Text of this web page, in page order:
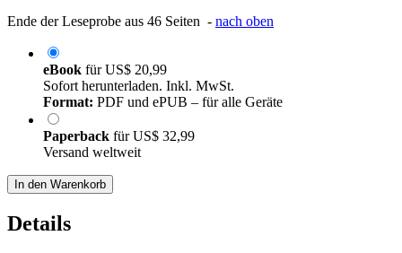
Ende der Leseprobe aus 46 Seiten - nach oben
eBook fürUS$ 20,99
Sofort herunterladen. Inkl. MwSt.
Format: PDF und ePUB – für alle Geräte
Paperback fürUS$ 32,99
Versand weltweit
In den Warenkorb
Details